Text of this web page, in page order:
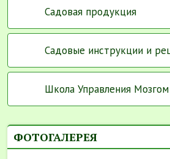
Садовая продукция
Садовые инструкции и
Школа Управления Мозгом
ФОТОГАЛЕРЕЯ